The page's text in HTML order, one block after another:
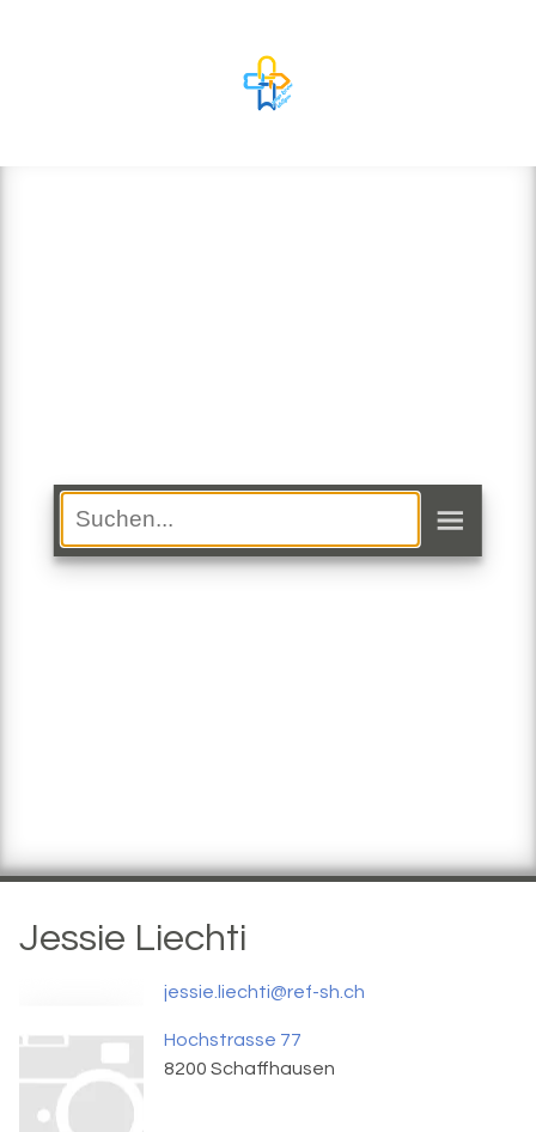
Jessie Liechti
jessie.liechti@ref-sh.ch
Hochstrasse 77
8200 Schaffhausen